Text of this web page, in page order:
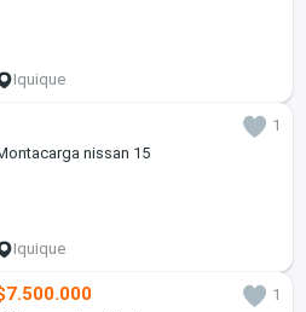
Iquique
1
nissan 15
Iquique
1